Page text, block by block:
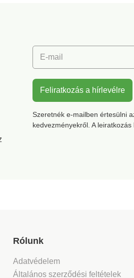
E-mail
Feliratkozás a hírlevélre
Szeretnék e-mailben értesülni
kedvezményekről. A
Rólunk
Adatvédelem
Általános szerződési feltételek